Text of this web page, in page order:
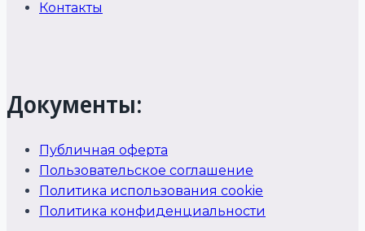
Контакты
Документы:
Публичная оферта
Пользовательское соглашение
Политика использования cookie
Политика конфиденциальности